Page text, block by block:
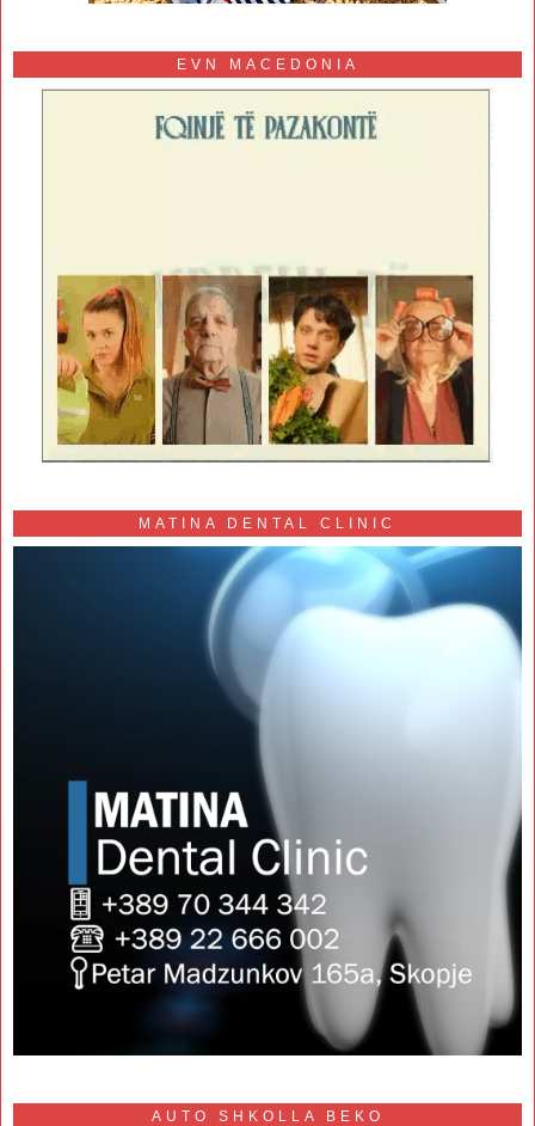
EVN MACEDONIA
MATINA DENTAL CLINIC
AUTO SHKOLLA BEKO